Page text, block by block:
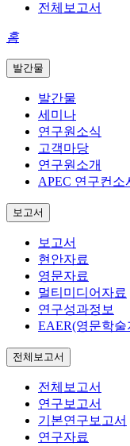
전체보고서
홈
발간물
발간물
세미나
연구원소식
고객마당
연구원소개
APEC 연구컨소
보고서
보고서
현안자료
영문자료
멀티미디어자료
연구성과정보
EAER(영문학술
전체보고서
전체보고서
연구보고서
기본연구보고서
연구자료